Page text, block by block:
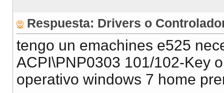
Respuesta: Drivers o
tengo un emachines e525
ACPI\PNP0303 101/102-Key
operativo windows 7 home